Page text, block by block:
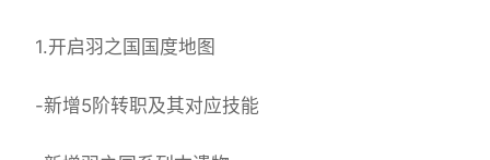
1.开启羽之国国度地图
-新增5阶转职及其对应技能